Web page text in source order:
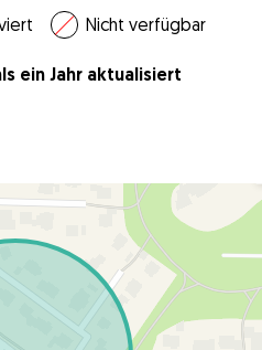
Nicht verfügbar
ein Jahr aktualisiert